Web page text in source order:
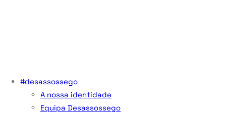
#desassossego
A nossa identidade
Equipa Desassossego